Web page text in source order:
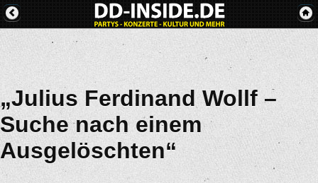
„Julius Ferdinand Wollf –
Suche nach einem
Ausgelöschten“